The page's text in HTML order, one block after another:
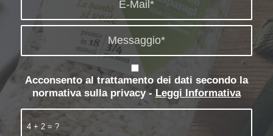
Acconsento al trattamento dei dati secondo la
normativa sulla privacy - Leggi Informativa
4 + 2 = ?